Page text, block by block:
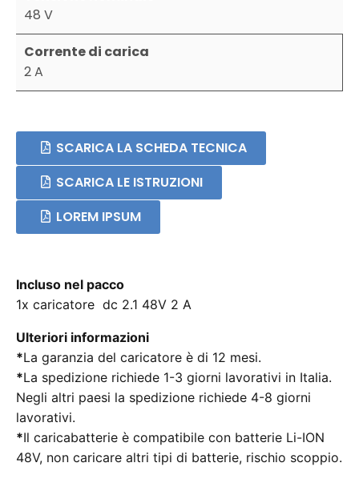
48 V
Corrente di carica
2 A
SCARICA LA SCHEDA TECNICA
SCARICA LE ISTRUZIONI
LOREM IPSUM
Incluso nel pacco
1x caricatore dc 2.1 48V 2 A
Ulteriori informazioni
*La garanzia del caricatore è di 12 mesi.
*La spedizione richiede 1-3 giorni lavorativi in Italia.
Negli altri paesi la spedizione richiede 4-8 giorni
lavorativi.
*Il caricabatterie è compatibile con batterie Li-ION
48V, non caricare altri tipi di batterie, rischio scoppio.